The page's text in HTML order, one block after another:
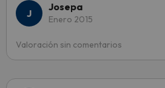
Josepa
Enero 2015
Valoración sin comentarios